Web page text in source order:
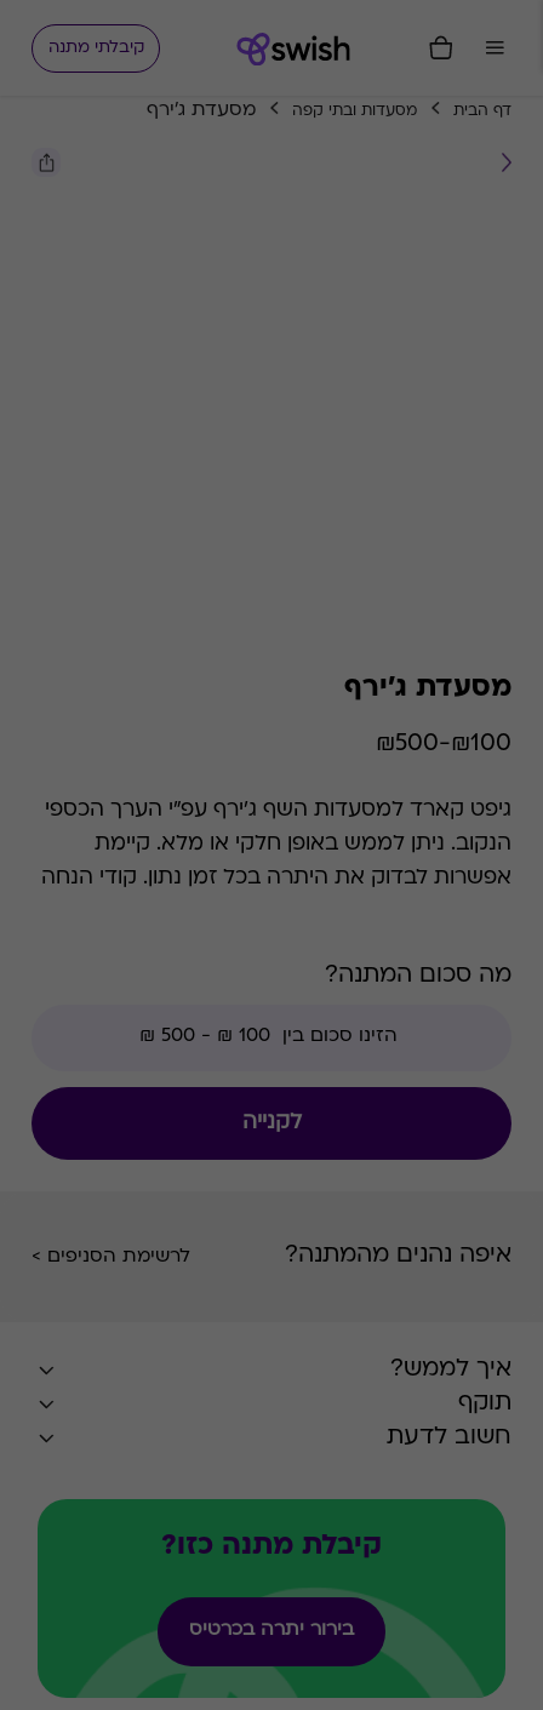
קיבלתי מתנה
דף הבית מסעדות ובתי קפה מסעדת ג'ירף
מסעדת ג'ירף
₪100-₪500
גיפט קארד למסעדות השף ג'ירף עפ"י הערך הכספי
הנקוב. ניתן לממש באופן חלקי או מלא. קיימת
אפשרות לבדוק את היתרה בכל זמן נתון. קודי הנחה
מה סכום המתנה?
לקנייה
איפה נהנים מהמתנה? לרשימת הסניפים >
איך לממש?
תוקף
חשוב לדעת
קיבלת מתנה כזו?
בירור יתרה בכרטיס